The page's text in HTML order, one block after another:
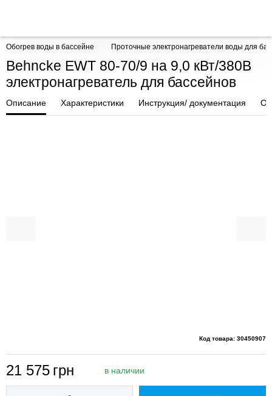
Обогрев воды в бассейне Проточные электронагреватели воды для
Behncke EWT 80-70/9 на 9,0 кВт/380В
электронагреватель для бассейнов
Описание Характеристики Инструкция/ документация
Код товара: 30450907
21 575 грн в наличии